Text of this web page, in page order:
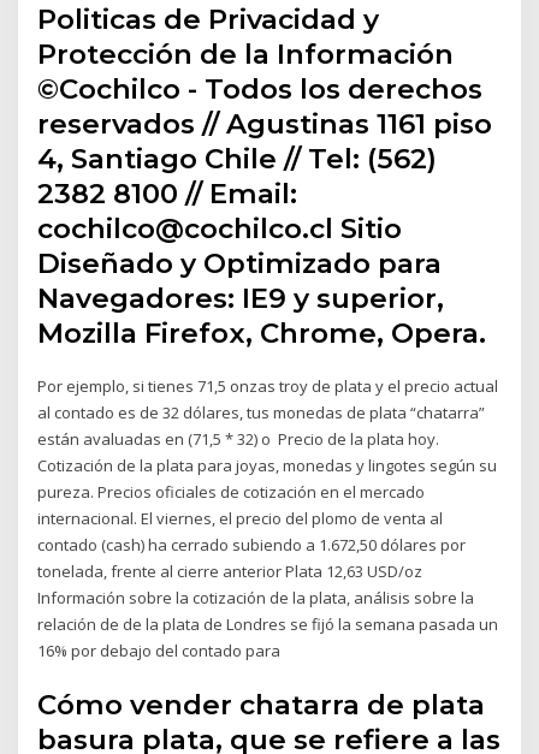
Politicas de Privacidad y
Protección de la Información
©Cochilco - Todos los derechos
reservados // Agustinas 1161 piso
4, Santiago Chile // Tel: (562)
2382 8100 // Email:
cochilco@cochilco.cl Sitio
Diseñado y Optimizado para
Navegadores: IE9 y superior,
Mozilla Firefox, Chrome, Opera.
Por ejemplo, si tienes 71,5 onzas troy de plata y el precio actual
al contado es de 32 dólares, tus monedas de plata “chatarra”
están avaluadas en (71,5 * 32) o Precio de la plata hoy.
Cotización de la plata para joyas, monedas y lingotes según su
pureza. Precios oficiales de cotización en el mercado
internacional. El viernes, el precio del plomo de venta al
contado (cash) ha cerrado subiendo a 1.672,50 dólares por
tonelada, frente al cierre anterior Plata 12,63 USD/oz
Información sobre la cotización de la plata, análisis sobre la
relación de de la plata de Londres se fijó la semana pasada un
16% por debajo del contado para
Cómo vender chatarra de plata
basura plata, que se refiere a las